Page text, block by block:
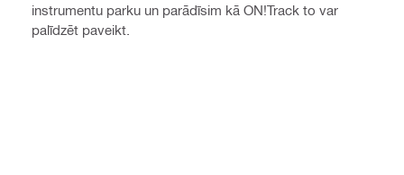
instrumentu parku un parādīsim kā ON!Track to var
palīdzēt paveikt.